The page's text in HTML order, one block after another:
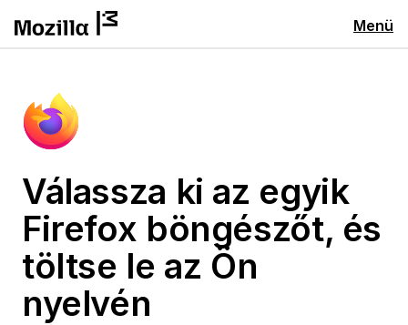
Menü
Válassza ki az egyik
Firefox böngészőt, és
töltse le az Ön
nyelvén